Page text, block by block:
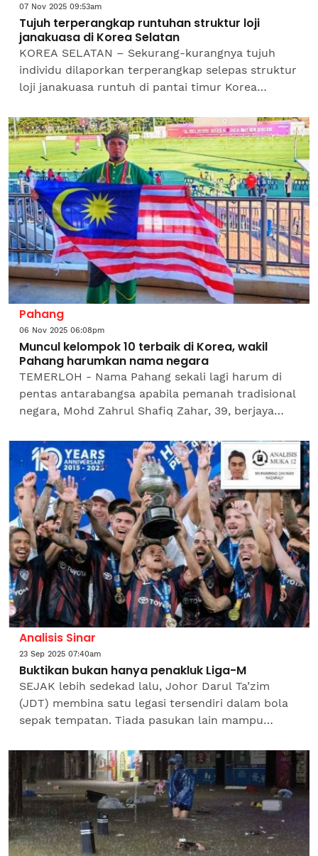
07 Nov 2025 09:53am
Tujuh terperangkap runtuhan struktur loji
janakuasa di Korea Selatan
KOREA SELATAN – Sekurang-kurangnya tujuh
individu dilaporkan terperangkap selepas struktur
loji janakuasa runtuh di pantai timur Korea
itu.Runtuhan itu...
Pahang
06 Nov 2025 06:08pm
Muncul kelompok 10 terbaik di Korea, wakil
Pahang harumkan nama negara
TEMERLOH - Nama Pahang sekali lagi harum di
pentas antarabangsa apabila pemanah tradisional
negara, Mohd Zahrul Shafiq Zahar, 39, berjaya
dunia pada...
Analisis Sinar
23 Sep 2025 07:40am
Buktikan bukan hanya penakluk Liga-M
SEJAK lebih sedekad lalu, Johor Darul Ta’zim
(JDT) membina satu legasi tersendiri dalam bola
sepak tempatan. Tiada pasukan lain mampu
merangkul 11 kejuaraan...